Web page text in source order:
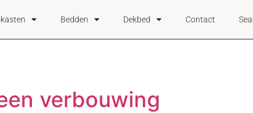
Bedden Dekbed Contact
verbouwing